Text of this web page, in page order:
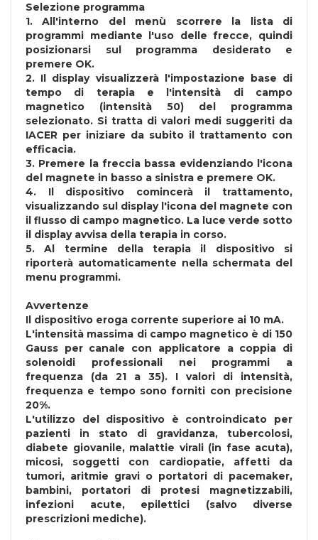
Selezione programma
1. All'interno del menù scorrere la lista di
programmi mediante l'uso delle frecce, quindi
posizionarsi sul programma desiderato e
premere OK.
2. Il display visualizzerà l'impostazione base di
tempo di terapia e l'intensità di campo
magnetico (intensità 50) del programma
selezionato. Si tratta di valori medi suggeriti da
IACER per iniziare da subito il trattamento con
efficacia.
3. Premere la freccia bassa evidenziando l'icona
del magnete in basso a sinistra e premere OK.
4. Il dispositivo comincerà il trattamento,
visualizzando sul display l'icona del magnete con
il flusso di campo magnetico. La luce verde sotto
il display avvisa della terapia in corso.
5. Al termine della terapia il dispositivo si
riporterà automaticamente nella schermata del
menu programmi.
Avvertenze
Il dispositivo eroga corrente superiore ai 10 mA.
L'intensità massima di campo magnetico è di 150
Gauss per canale con applicatore a coppia di
solenoidi professionali nei programmi a
frequenza (da 21 a 35). I valori di intensità,
frequenza e tempo sono forniti con precisione
20%.
L'utilizzo del dispositivo è controindicato per
pazienti in stato di gravidanza, tubercolosi,
diabete giovanile, malattie virali (in fase acuta),
micosi, soggetti con cardiopatie, affetti da
tumori, aritmie gravi o portatori di pacemaker,
bambini, portatori di protesi magnetizzabili,
infezioni acute, epilettici (salvo diverse
prescrizioni mediche).